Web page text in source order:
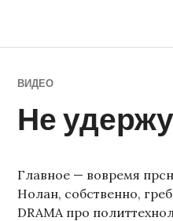
содержимому
ЖУРНАЛ СТАРОГО
ВИДЕО
Не
Главное — вовремя
Нолан, собственно,
DRAMA про